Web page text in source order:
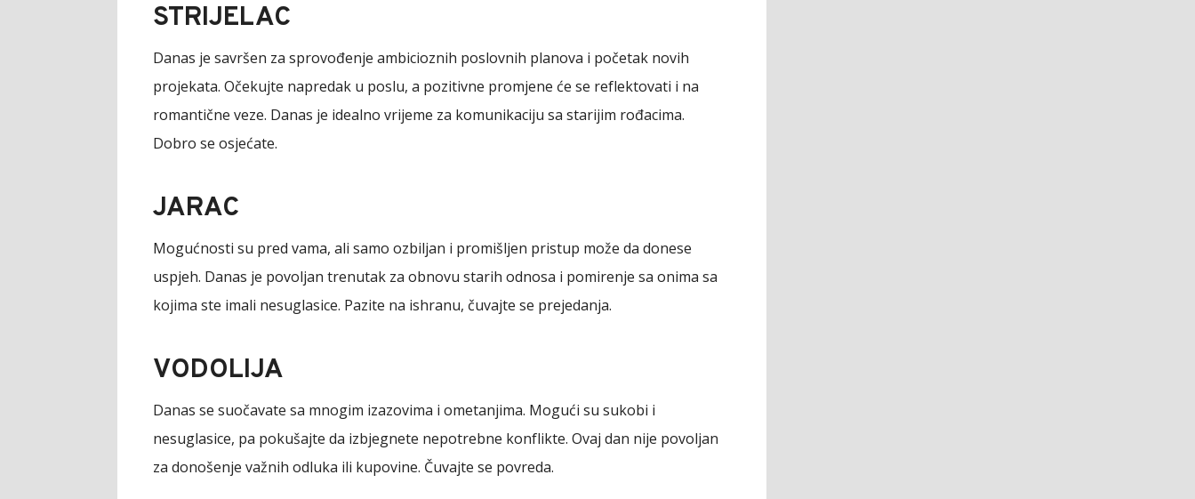
STRIJELAC
Danas je savršen za sprovođenje ambicioznih poslovnih planova i početak novih
projekata. Očekujte napredak u poslu, a pozitivne promjene će se reflektovati i na
romantične veze. Danas je idealno vrijeme za komunikaciju sa starijim rođacima.
Dobro se osjećate.
JARAC
Mogućnosti su pred vama, ali samo ozbiljan i promišljen pristup može da donese
uspjeh. Danas je povoljan trenutak za obnovu starih odnosa i pomirenje sa onima sa
kojima ste imali nesuglasice. Pazite na ishranu, čuvajte se prejedanja.
VODOLIJA
Danas se suočavate sa mnogim izazovima i ometanjima. Mogući su sukobi i
nesuglasice, pa pokušajte da izbjegnete nepotrebne konflikte. Ovaj dan nije povoljan
za donošenje važnih odluka ili kupovine. Čuvajte se povreda.